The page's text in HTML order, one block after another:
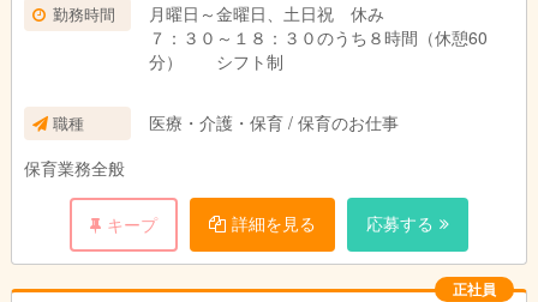
勤務時間
月曜日～金曜日、土日祝 休み
７：３０～１８：３０のうち８時間（休憩60
分） シフト制
職種
医療・介護・保育 / 保育のお仕事
保育業務全般
キープ 詳細を見る 応募する
正社員